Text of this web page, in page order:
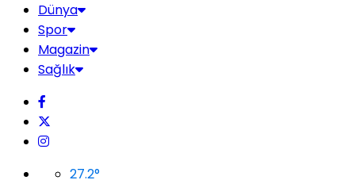
Dünya
Spor
Magazin
Sağlık
27.2°